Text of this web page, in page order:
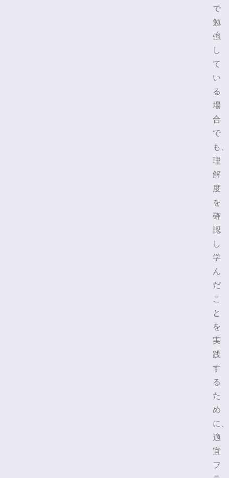
で
勉
強
し
て
い
る
場
合
で
も、
理
解
度
を
確
認
し
学
ん
だ
こ
と
を
実
践
す
る
た
め
に、
適
宜
フ